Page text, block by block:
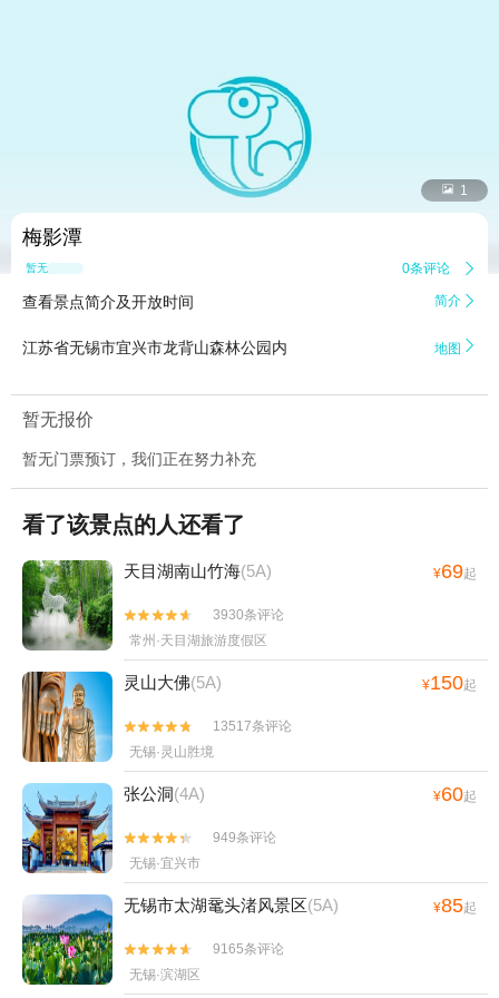
 1
梅影潭
暂无点评 0条评论 
查看景点简介及开放时间 简介 
江苏省无锡市宜兴市龙背山森林公园内 地图 
暂无报价
暂无门票预订，我们正在努力补充
看了该景点的人还看了
天目湖南山竹海(5A) ¥69起


3930条评论
常州·天目湖旅游度假区
灵山大佛(5A) ¥150起


13517条评论
无锡·灵山胜境
张公洞(4A) ¥60起


949条评论
无锡·宜兴市
无锡市太湖鼋头渚风景区(5A) ¥85起


9165条评论
无锡·滨湖区